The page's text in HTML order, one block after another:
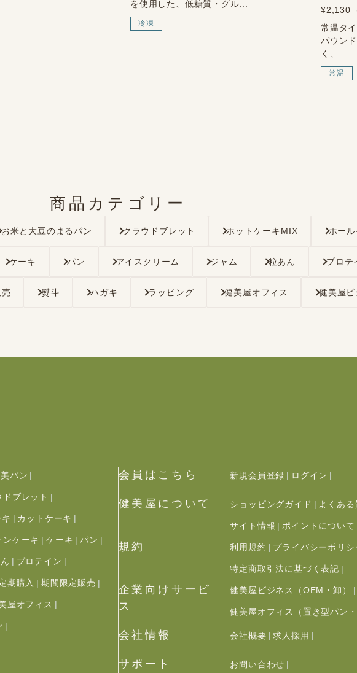
を使用した、低糖質・グル...
冷凍
¥2,130
常温タ
パウン
く、...
常温
商品カテゴリー
お米と大豆のまるパン クラウドブレット ホットケーキMIX ホー
ケーキ パン アイスクリーム ジャム 粒あん プロテ
熨斗 ハガキ ラッピング 健美屋オフィス 健美屋ビ
パン
ドブレット
カットケーキ
ンケーキ ケーキ パン
プロテイン
期購入 期間限定販売
屋オフィス
会員はこちら 新規会員登録 ログイン
健美屋について ショッピングガイド よくある
サイト情報 ポイントについて
規約 利用規約 プライバシーポリシ
特定商取引法に基づく表記
企業向けサービ
ス
健美屋ビジネス（OEM・卸）
健美屋オフィス（置き型パン
会社情報 会社概要 求人採用
サポート お問い合わせ